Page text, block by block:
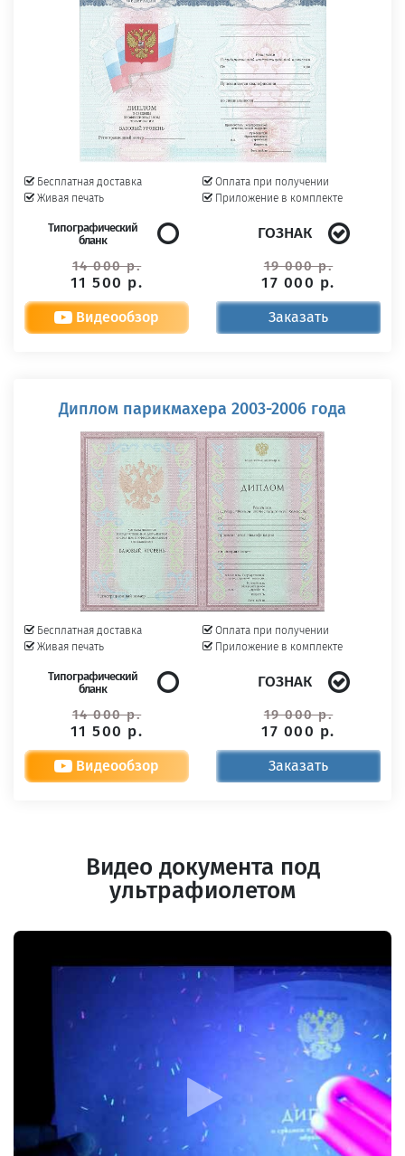
Бесплатная доставка
Живая печать
Оплата при получении
Приложение в комплекте
Типографический
бланк
14 000 р.
11 500 р.
ГОЗНАК
19 000 р.
17 000 р.
Видеообзор Заказать
Диплом парикмахера 2003-2006 года
Бесплатная доставка
Живая печать
Оплата при получении
Приложение в комплекте
Типографический
бланк
14 000 р.
11 500 р.
ГОЗНАК
19 000 р.
17 000 р.
Видеообзор Заказать
Видео документа под
ультрафиолетом